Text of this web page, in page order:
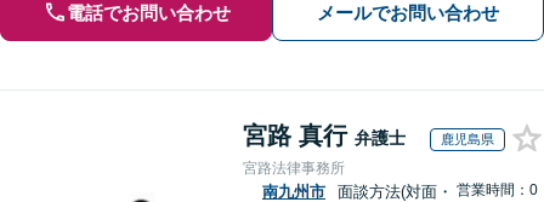
電話でお問い合わせ メールでお問い合わせ
宮路 真行 弁護士 鹿児島県
宮路法律事務所
南九州市
面談方法(対面・ 営業時間：0